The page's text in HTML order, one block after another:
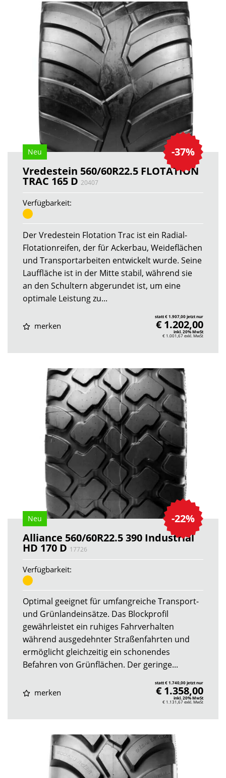
-37%
Neu
Vredestein 560/60R22.5 FLOTATION
TRAC 165 D 20407
Verfügbarkeit:
Der Vredestein Flotation Trac ist ein Radial-
Flotationreifen, der für Ackerbau, Weideflächen
und Transportarbeiten entwickelt wurde. Seine
Lauffläche ist in der Mitte stabil, während sie
an den Schultern abgerundet ist, um eine
optimale Leistung zu...
merken
statt € 1.907,00 jetzt nur
€ 1.202,00
inkl. 20% MwSt
€ 1.001,67exkl. MwSt
-22%
Neu
Alliance 560/60R22.5 390 Industrial
HD 170 D 17726
Verfügbarkeit:
Optimal geeignet für umfangreiche Transport-
und Grünlandeinsätze. Das Blockprofil
gewährleistet ein ruhiges Fahrverhalten
während ausgedehnter Straßenfahrten und
ermöglicht gleichzeitig ein schonendes
Befahren von Grünflächen. Der geringe...
merken
statt € 1.740,00 jetzt nur
€ 1.358,00
inkl. 20% MwSt
€ 1.131,67exkl. MwSt